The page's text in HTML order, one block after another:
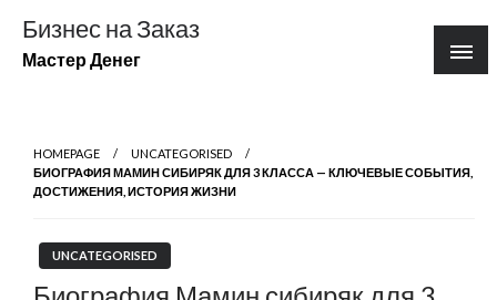
содержимому
Бизнес на Заказ
Мастер Денег
HOMEPAGE
UNCATEGORISED
БИОГРАФИЯ МАМИН СИБИРЯК ДЛЯ 3 КЛАССА — КЛЮЧЕВЫЕ СОБЫТИЯ,
ДОСТИЖЕНИЯ, ИСТОРИЯ ЖИЗНИ
UNCATEGORISED